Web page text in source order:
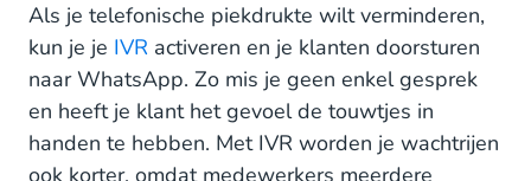
Als je telefonische piekdrukte wilt verminderen,
kun je je IVR activeren en je klanten doorsturen
naar WhatsApp. Zo mis je geen enkel gesprek
en heeft je klant het gevoel de touwtjes in
handen te hebben. Met IVR worden je wachtrijen